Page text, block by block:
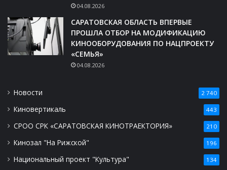
04.08.2026
САРАТОВСКАЯ ОБЛАСТЬ ВПЕРВЫЕ
ПРОШЛА ОТБОР НА МОДИФИКАЦИЮ
КИНООБОРУДОВАНИЯ ПО НАЦПРОЕКТУ
«СЕМЬЯ»
04.08.2026
Новости 2 740
Киновертикаль 443
СРОО СРК «САРАТОВСКАЯ КИНОТРАЕКТОРИЯ» 210
Кинозал "На Рижской" 196
Национальный проект "Культура" 134